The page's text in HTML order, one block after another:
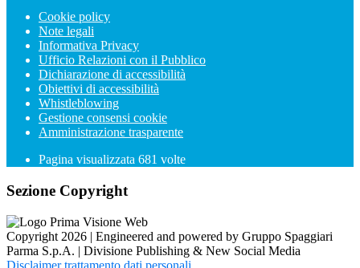
Cookie policy
Note legali
Informativa Privacy
Ufficio Relazioni con il Pubblico
Dichiarazione di accessibilità
Obiettivi di accessibilità
Whistleblowing
Gestione consensi cookie
Amministrazione trasparente
Pagina visualizzata 681 volte
Sezione Copyright
Copyright 2026 | Engineered and powered by Gruppo Spaggiari
Parma S.p.A. | Divisione Publishing & New Social Media
Disclaimer trattamento dati personali